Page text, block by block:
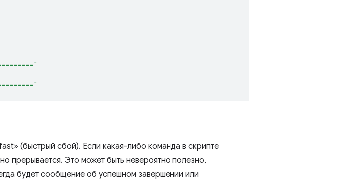
(быстрый сбой). Если какая-либо команда в скрипте
прерывается. Это может быть невероятно полезно,
будет сообщение об успешном завершении или